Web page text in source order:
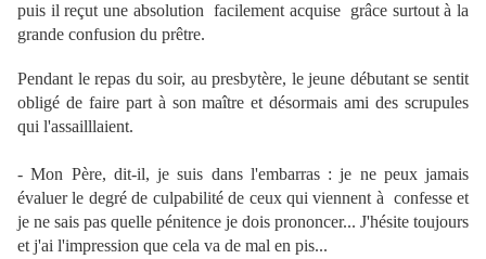
puis il reçut une absolution facilement acquise grâce surtout à la
grande confusion du prêtre.
Pendant le repas du soir, au presbytère, le jeune débutant se sentit
obligé de faire part à son maître et désormais ami des scrupules
qui l'assailllaient.
- Mon Père, dit-il, je suis dans l'embarras : je ne peux jamais
évaluer le degré de culpabilité de ceux qui viennent à confesse et
je ne sais pas quelle pénitence je dois prononcer... J'hésite toujours
et j'ai l'impression que cela va de mal en pis...